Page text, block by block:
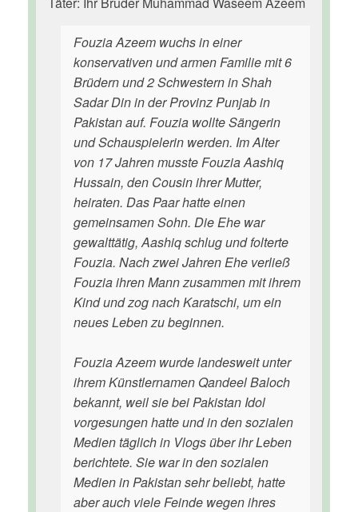
Fouzia Azeem wuchs in einer
konservativen und armen Familie mit 6
Brüdern und 2 Schwestern in Shah
Sadar Din in der Provinz Punjab in
Pakistan auf. Fouzia wollte Sängerin
und Schauspielerin werden. Im Alter
von 17 Jahren musste Fouzia Aashiq
Hussain, den Cousin ihrer Mutter,
heiraten. Das Paar hatte einen
gemeinsamen Sohn. Die Ehe war
gewalttätig, Aashiq schlug und folterte
Fouzia. Nach zwei Jahren Ehe verließ
Fouzia ihren Mann zusammen mit ihrem
Kind und zog nach Karatschi, um ein
neues Leben zu beginnen.
Fouzia Azeem wurde landesweit unter
ihrem Künstlernamen Qandeel Baloch
bekannt, weil sie bei Pakistan Idol
vorgesungen hatte und in den sozialen
Medien täglich in Vlogs über ihr Leben
berichtete. Sie war in den sozialen
Medien in Pakistan sehr beliebt, hatte
aber auch viele Feinde wegen ihres